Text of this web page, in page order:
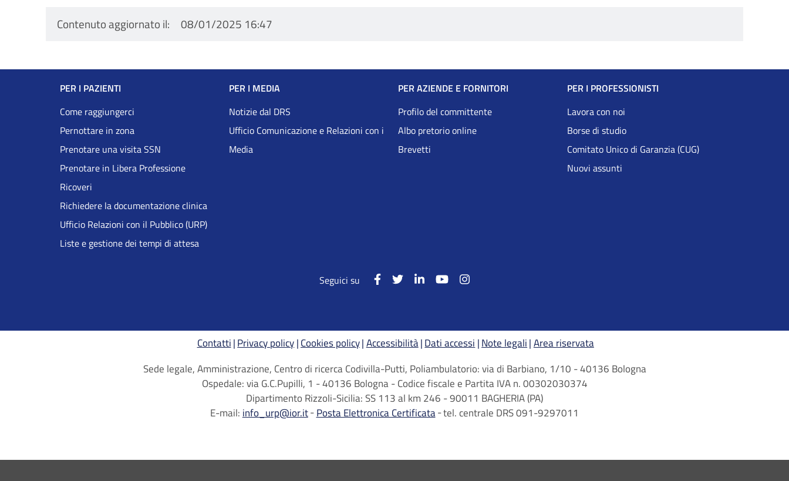
Contenuto aggiornato il 08/01/2025 16:47
Navigazione
Footer
DRS
PER I PAZIENTI
Come raggiungerci
Pernottare in zona
Prenotare una visita SSN
Prenotare in Libera Professione
Ricoveri
Richiedere la documentazione clinica
Ufficio Relazioni con il Pubblico (URP)
Liste e gestione dei tempi di attesa
PER I MEDIA
Notizie dal DRS
Ufficio Comunicazione e Relazioni con i
Media
PER AZIENDE E FORNITORI
Profilo del committente
Albo pretorio online
Brevetti
PER I PROFESSIONISTI
Lavora con noi
Borse di studio
Comitato Unico di Garanzia (CUG)
Nuovi assunti
Seguici su
Contatti Privacy policy Cookies policy Accessibilità Dati accessi Note legali Area riservata
Sede legale, Amministrazione, Centro di ricerca Codivilla-Putti, Poliambulatorio: via di Barbiano, 1/10 - 40136 Bologna
Ospedale: via G.C.Pupilli, 1 - 40136 Bologna - Codice fiscale e Partita IVA n. 00302030374
Dipartimento Rizzoli-Sicilia: SS 113 al km 246 - 90011 BAGHERIA (PA)
E-mail: info_urp@ior.it Posta Elettronica Certificata tel. centrale DRS 091-9297011